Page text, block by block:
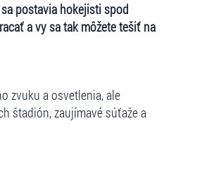
postavia hokejisti spod
a vy sa tak môžete tešiť na
zvuku a osvetlenia, ale
štadión, zaujímavé súťaže a